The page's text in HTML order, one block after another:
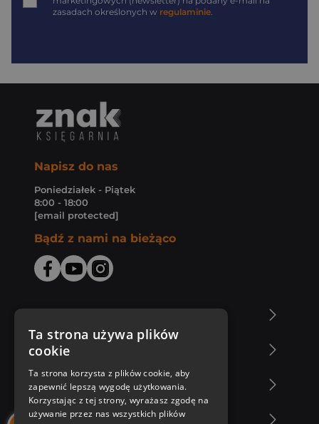
zasadach określonych w regulaminie
Napisz do nas
Poniedziałek - Piątek
8:00 - 18:00
[email protected]
Bądź z nami na bieżąco
Zakupy u nas
Nasza oferta
Nasi autorzy
Ta strona używa plików
cookie
Ta strona korzysta z plików cookie, aby
zapewnić lepszą wygodę użytkowania.
Korzystając z tej strony, wyrażasz zgodę na
używanie przez nas wszystkich plików